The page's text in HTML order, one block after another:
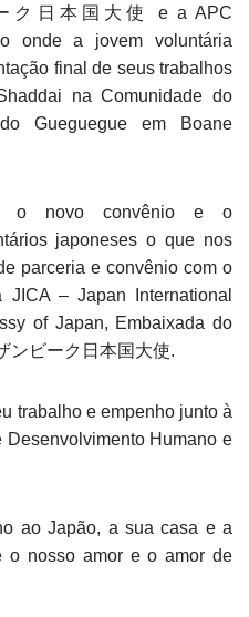
ク日本国大使 e a APC
onde a jovem voluntária
final de seus trabalhos
na Comunidade do
Gueguegue em Boane
o novo convênio e o
japoneses o que nos
parceria e convênio com o
JICA – Japan International
of Japan, Embaixada do
ンビーク日本国大使.
trabalho e empenho junto à
Humano e
ao Japão, a sua casa e a
o nosso amor e o amor de